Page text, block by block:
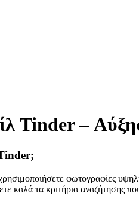
Tinder –
φωτογραφίες
καλά τα κριτήρια αναζήτησης